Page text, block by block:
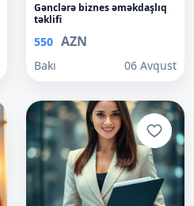
Gənclərə biznes əməkdaşlıq
təklifi
550 AZN
Bakı 06 Avqust